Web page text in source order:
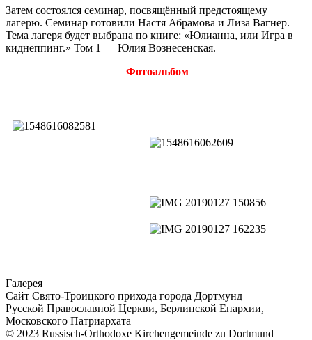
Затем состоялся семинар, посвящённый предстоящему
лагерю. Семинар готовили Настя Абрамова и Лиза Вагнер.
Тема лагеря будет выбрана по книге: «Юлианна, или Игра в
киднеппинг.» Том 1 — Юлия Вознесенская.
Фотоальбом
Галерея
Сайт Свято-Троицкого прихода города Дортмунд
Русской Православной Церкви, Берлинской Епархии,
Московского Патриархата
© 2023 Russisch-Orthodoxe Kirchengemeinde zu Dortmund